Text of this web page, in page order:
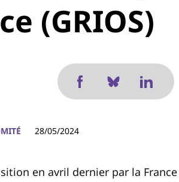
(GRIOS)
28/05/2024
en avril dernier par la